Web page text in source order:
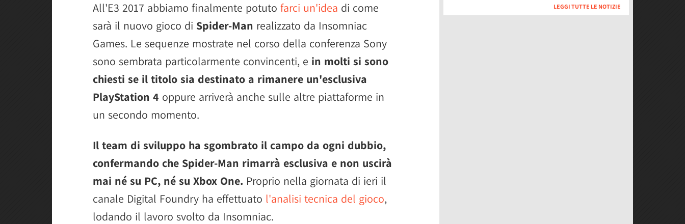
All'E3 2017 abbiamo finalmente potuto farci un'idea di come
sarà il nuovo gioco di Spider-Man realizzato da Insomniac
Games. Le sequenze mostrate nel corso della conferenza Sony
sono sembrata particolarmente convincenti, e in molti si sono
chiesti se il titolo sia destinato a rimanere un'esclusiva
PlayStation 4 oppure arriverà anche sulle altre piattaforme in
un secondo momento.
Il team di sviluppo ha sgombrato il campo da ogni dubbio,
confermando che Spider-Man rimarrà esclusiva e non uscirà
mai né su PC, né su Xbox One. Proprio nella giornata di ieri il
canale Digital Foundry ha effettuato l'analisi tecnica del gioco,
lodando il lavoro svolto da Insomniac.
LEGGI TUTTE LE NOTIZIE